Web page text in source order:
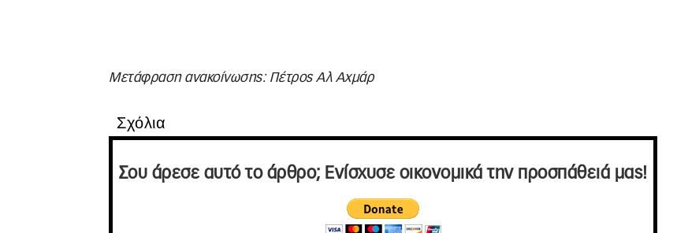
Μετάφραση ανακοίνωσης: Πέτρος Αλ Αχμάρ
Σχόλια
Σου άρεσε αυτό το άρθρο; Ενίσχυσε οικονομικά την προσπάθειά μας!